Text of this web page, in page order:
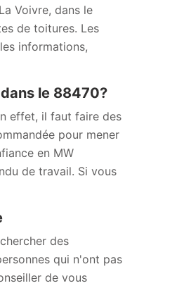
Voivre, dans le
de toitures. Les
informations,
le 88470?
effet, il faut faire des
pour mener
en MW
de travail. Si vous
des
qui n'ont pas
de vous